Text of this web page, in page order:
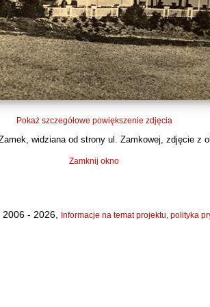
Pokaż szczegółowe powiększenie zdjęcia
widziana od strony ul. Zamkowej, zdjęcie z
Zamknij okno
- 2026, Informacje na temat projektu, polityka